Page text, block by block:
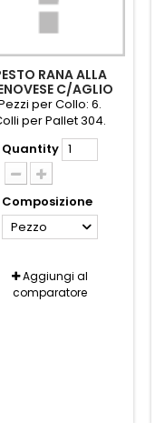
RANA ALLA
C/AGLIO
GR.140
per Collo: 6.
per Pallet 304.
Quantity
Composizione
Pezzo
Aggiungi al
comparatore